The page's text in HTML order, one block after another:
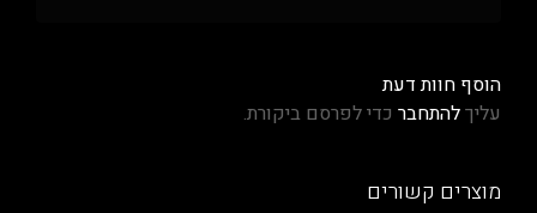
הוסף חוות דעת
עליךלהתחבר כדי לפרסם ביקורת.
מוצרים קשורים